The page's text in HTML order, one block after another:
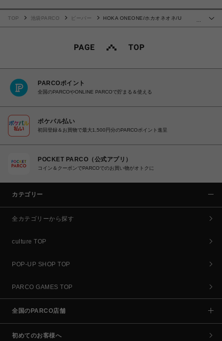
TOP 池袋PARCO ビーバー
HOKA ONEONE/ホカオネオネ/U
PARCOポイント
全国のPARCOやONLINE PARCOで貯まる＆使える
ポケパル払い
初回登録＆お買物で最大1,500円分のPARCOポイント進呈
POCKET PARCO（公式アプリ）
コイン＆クーポンでPARCOでのお買い物がオトクに
カテゴリー
全カテゴリーから探す
culture TOP
POP-UP SHOP TOP
PARCO GAMES TOP
全国のPARCO店舗
初めてのお客様へ